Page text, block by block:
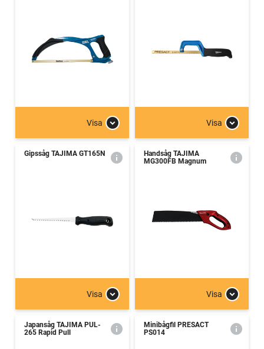
Visa Visa
Gipssåg TAJIMA GT165N
Visa
Handsåg TAJIMA
MG300FB Magnum
Visa
Japansåg TAJIMA PUL-
265 Rapid Pull
Minibågfil PRESACT
PS014